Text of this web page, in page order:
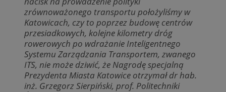
zrównoważonego transportu położyliśmy w
Katowicach, czy to poprzez budowę centrów
przesiadkowych, kolejne kilometry dróg
rowerowych po wdrażanie Inteligentnego
Systemu Zarządzania Transportem, zwanego
ITS, nie może dziwić, że Nagrodę specjalną
Prezydenta Miasta Katowice otrzymał dr hab.
inż. Grzegorz Sierpiński, prof. Politechniki